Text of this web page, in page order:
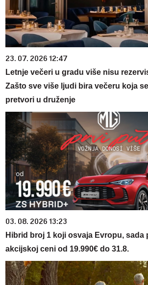
23. 07. 2026 12:47
Letnje večeri u gradu više nisu
Zašto sve više ljudi bira večeru koja
pretvori u druženje
03. 08. 2026 13:23
Hibrid broj 1 koji osvaja Evropu, sada
akcijskoj ceni od 19.990€ do 31.8.